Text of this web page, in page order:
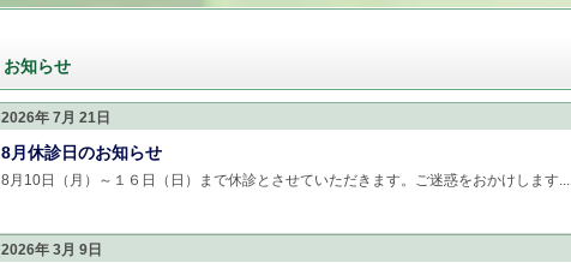
お知らせ
2026年 7月 21日
8月休診日のお知らせ
8月10日（月）～１６日（日）まで休診とさせていただきます。ご迷惑をおかけします...
2026年 3月 9日